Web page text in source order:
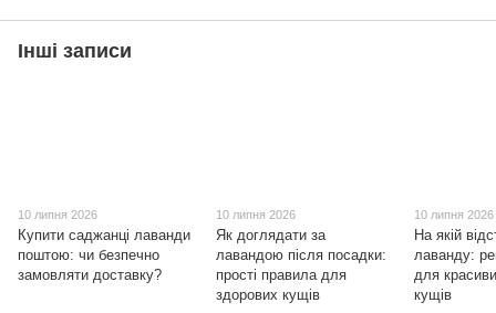
Інші записи
10 липня 2026
Купити саджанці лаванди
поштою: чи безпечно
замовляти доставку?
10 липня 2026
Як доглядати за
лавандою після посадки:
прості правила для
здорових кущів
10 липня 2026
На якій
лаванду:
для
кущів